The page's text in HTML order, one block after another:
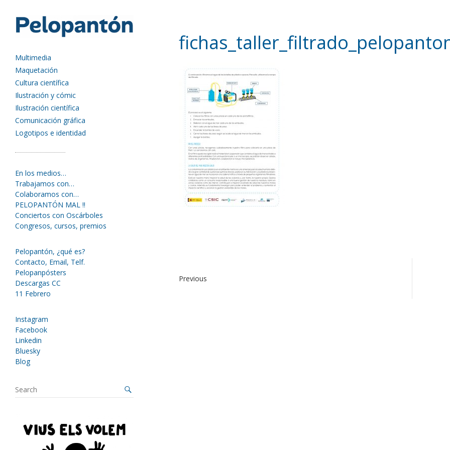
Multimedia
Maquetación
Cultura científica
Ilustración y cómic
Ilustración científica
Comunicación gráfica
Logotipos e identidad
Previous
En los medios…
Trabajamos con…
Colaboramos con…
PELOPANTÓN MAL !!
Conciertos con Oscárboles
Congresos, cursos, premios
Pelopantón, ¿qué es?
Contacto, Email, Telf.
Pelopanpósters
Descargas CC
11 Febrero
Instagram
Facebook
Linkedin
Bluesky
Blog
S
e